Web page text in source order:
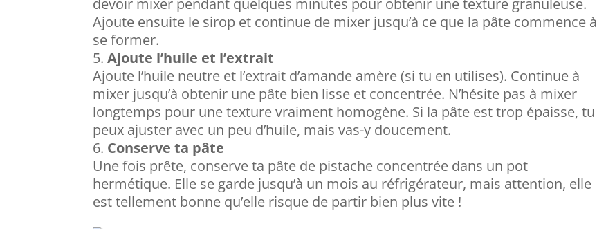
devoir mixer pendant quelques minutes pour obtenir une texture granuleuse.
Ajoute ensuite le sirop et continue de mixer jusqu’à ce que la pâte commence à
se former.
Ajoute l’huile et l’extrait
Ajoute l’huile neutre et l’extrait d’amande amère (si tu en utilises). Continue à
mixer jusqu’à obtenir une pâte bien lisse et concentrée. N’hésite pas à mixer
longtemps pour une texture vraiment homogène. Si la pâte est trop épaisse, tu
peux ajuster avec un peu d’huile, mais vas-y doucement.
Conserve ta pâte
Une fois prête, conserve ta pâte de pistache concentrée dans un pot
hermétique. Elle se garde jusqu’à un mois au réfrigérateur, mais attention, elle
est tellement bonne qu’elle risque de partir bien plus vite !